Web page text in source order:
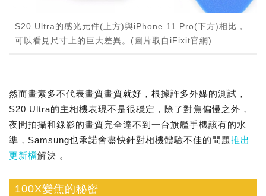
S20 Ultra的感光元件(上方)與iPhone 11 Pro(下方)相比，
可以看見尺寸上的巨大差異。(圖片取自iFixit官網)
然而畫素多不代表畫質畫質就好，根據許多外媒的測試，
S20 Ultra的主相機表現不是很穩定，除了對焦偏慢之外，
夜間拍攝和錄影的畫質完全達不到一台旗艦手機該有的水
準，Samsung也承諾會盡快針對相機體驗不佳的問題推出
更新檔解決 。
100X變焦的秘密